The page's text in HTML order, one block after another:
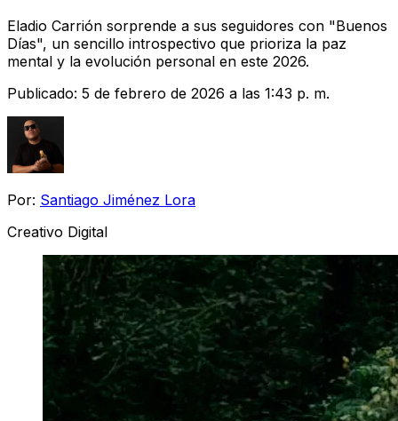
Eladio Carrión sorprende a sus seguidores con "Buenos
Días", un sencillo introspectivo que prioriza la paz
mental y la evolución personal en este 2026.
Publicado: 5 de febrero de 2026 a las 1:43 p. m.
Por: Santiago Jiménez Lora
Creativo Digital